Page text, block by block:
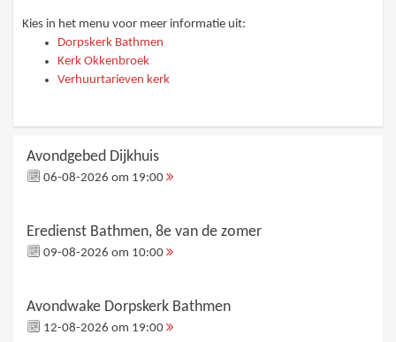
Kies in het menu voor meer informatie uit:
Dorpskerk Bathmen
Kerk Okkenbroek
Verhuurtarieven kerk
Avondgebed Dijkhuis
06-08-2026 om 19:00
Eredienst Bathmen, 8e van de zomer
09-08-2026 om 10:00
Avondwake Dorpskerk Bathmen
12-08-2026 om 19:00